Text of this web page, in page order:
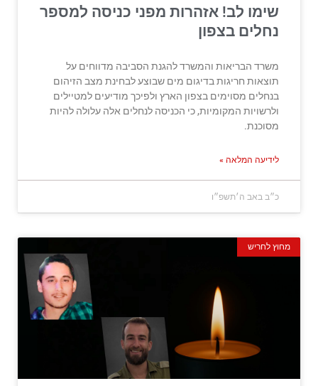
שימו לב! אזהרות מפני כניסה למספר
נחלים בצפון
משרד הבריאות והמשרד להגנת הסביבה מדווחים על
תוצאות חריגות בדיגום מים שבוצע לבחינת מצב הזיהום
בנחלים מסוימים בצפון הארץ ולפיכך מודיעים למטיילים
ולרשויות המקומיות, כי הכניסה לנחלים אלה עלולה להיות
מסוכנת.
לידיעה המלאה »
כ״ב באב ה׳תשפ״ו
מחוץ לחריש